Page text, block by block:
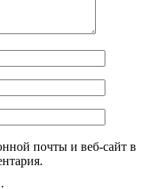
почты и веб-сайт в